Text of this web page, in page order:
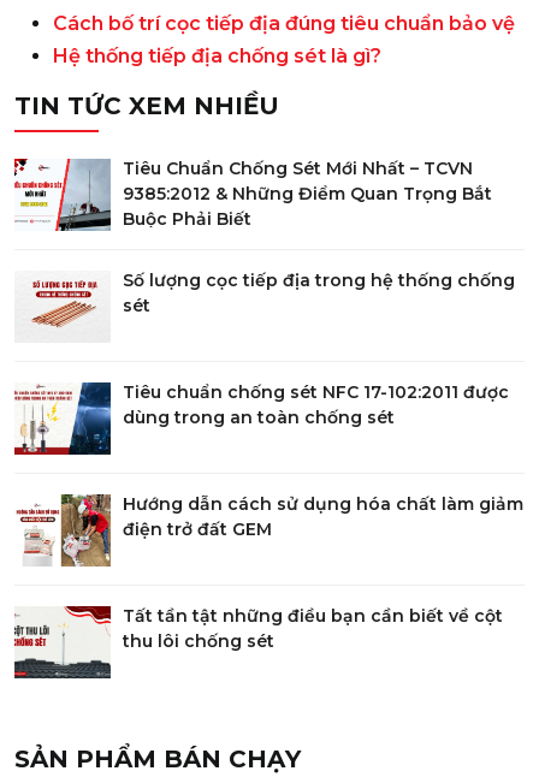
Cách bố trí cọc tiếp địa đúng tiêu chuẩn bảo vệ
Hệ thống tiếp địa chống sét là gì?
TIN TỨC XEM NHIỀU
Tiêu Chuẩn Chống Sét Mới Nhất – TCVN
9385:2012 & Những Điểm Quan Trọng Bắt
Buộc Phải Biết
Số lượng cọc tiếp địa trong hệ thống chống
sét
Tiêu chuẩn chống sét NFC 17-102:2011 được
dùng trong an toàn chống sét
Hướng dẫn cách sử dụng hóa chất làm giảm
điện trở đất GEM
Tất tần tật những điều bạn cần biết về cột
thu lôi chống sét
SẢN PHẨM BÁN CHẠY